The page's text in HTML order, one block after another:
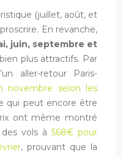
(juillet, août, et
En revanche,
juin, septembre et
plus attractifs. Par
aller-retour Paris-
novembre selon les
qui peut encore être
ont même montré
des vols à568€ pour
, prouvant que la